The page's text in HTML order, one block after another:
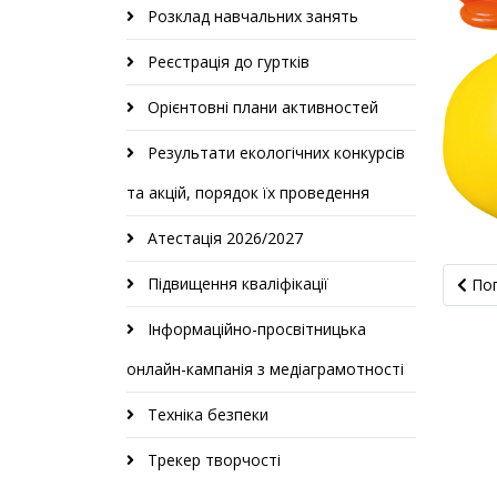
Розклад навчальних занять
Реєстрація до гуртків
Орієнтовні плани активностей
Результати екологічних конкурсів
та акцій, порядок їх проведення
Атестація 2026/2027
Підвищення кваліфікації
Інформаційно-просвітницька
онлайн-кампанія з медіаграмотності
Техніка безпеки
Трекер творчості